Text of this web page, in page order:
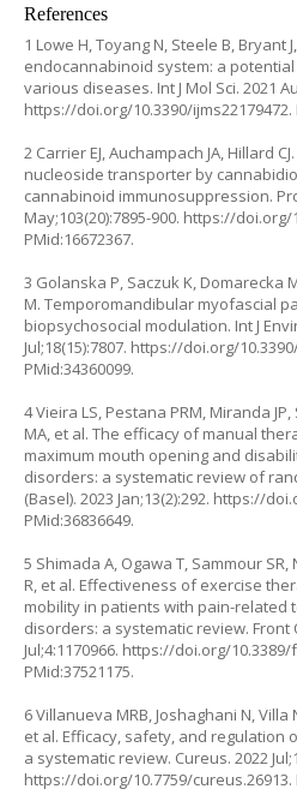
References
1 Lowe H, Toyang N, Steele B, Bryant
endocannabinoid system: a
various diseases. Int J Mol Sci. 2021
https://doi.org/10.3390/ijms22179472.
2 Carrier EJ, Auchampach JA, Hillard
nucleoside transporter by
cannabinoid immunosuppression.
May;103(20):7895-900. https://doi.org/
PMid:16672367.
3 Golanska P, Saczuk K, Domarecka
M. Temporomandibular myofascial
biopsychosocial modulation. Int J
Jul;18(15):7807. https://doi.org/
PMid:34360099.
4 Vieira LS, Pestana PRM, Miranda
MA, et al. The efficacy of manual
maximum mouth opening and
disorders: a systematic review of
(Basel). 2023 Jan;13(2):292. https://
PMid:36836649.
5 Shimada A, Ogawa T, Sammour
R, et al. Effectiveness of exercise
mobility in patients with pain-related
disorders: a systematic review. Front
Jul;4:1170966. https://doi.org/10.3389/
PMid:37521175.
6 Villanueva MRB, Joshaghani N, Villa
et al. Efficacy, safety, and regulation
a systematic review. Cureus. 2022
https://doi.org/10.7759/cureus.26913.